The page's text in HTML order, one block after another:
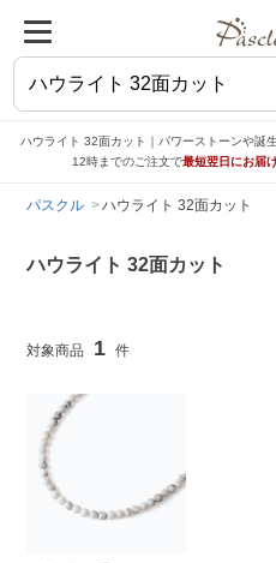
ハウライト 32面カット｜パワーストーンや誕
12時までのご注文で最短翌日にお届
パスクル ハウライト 32面カット
ハウライト 32面カット
1